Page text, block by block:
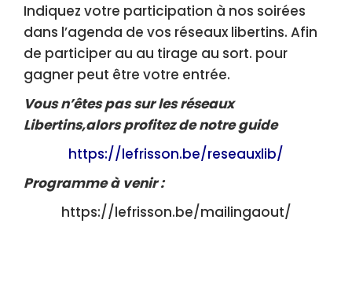
Indiquez votre participation à nos soirées
dans l’agenda de vos réseaux libertins. Afin
de participer au au tirage au sort. pour
gagner peut être votre entrée.
Vous n’êtes pas sur les réseaux
Libertins,alors profitez de notre guide
https://lefrisson.be/reseauxlib/
Programme à venir :
https://lefrisson.be/mailingaout/